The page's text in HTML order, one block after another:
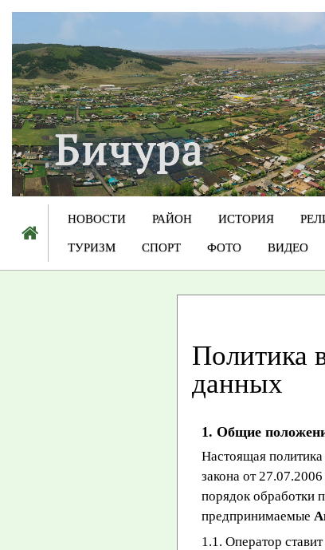
НОВОСТИ РАЙОН ИСТОРИЯ
ТУРИЗМ СПОРТ ФОТО ВИДЕО
Политика
данных
1. Общие
Настоящая
закона от
порядок обработки
предпринимаемые
1.1. Оператор